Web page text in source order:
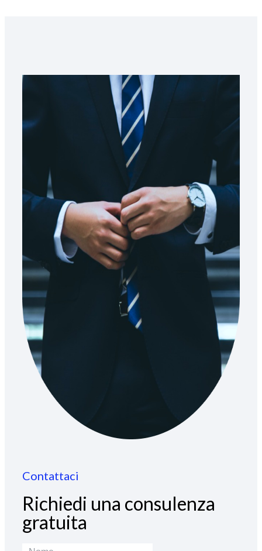
Contattaci
Richiedi una consulenza
gratuita